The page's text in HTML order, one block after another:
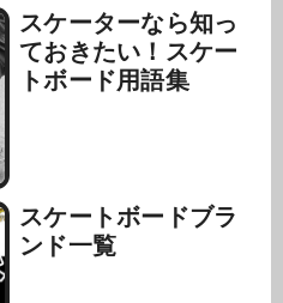
スケーターなら知っ
ておきたい！スケー
トボード用語集
スケートボードブラ
ンド一覧